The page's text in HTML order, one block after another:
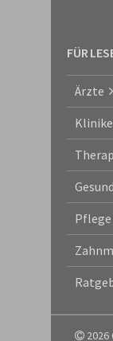
FÜR
Ärzte
Pflege